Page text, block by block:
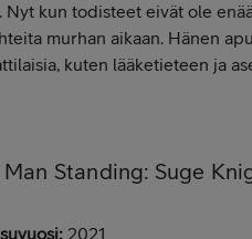
Nyt kun todisteet eivät ole
murhan aikaan. Hänen
kuten lääketieteen ja
Man Standing: Suge
2021